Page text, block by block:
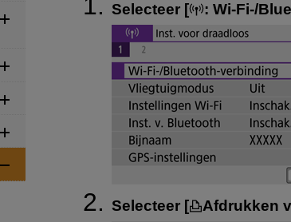
Selecteer [ : Wi-Fi-/
Selecteer [ Afdrukken